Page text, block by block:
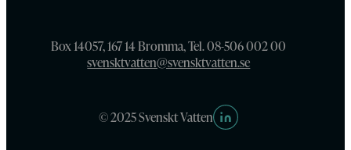
Box 14057, 167 14 Bromma, Tel. 08-506 002 00
svensktvatten@svensktvatten.se
© 2025 Svenskt Vatten